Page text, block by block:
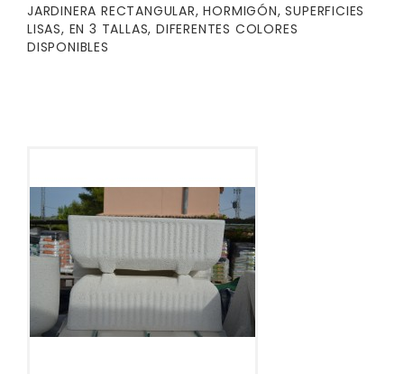
JARDINERA RECTANGULAR, HORMIGÓN, SUPERFICIES
LISAS, EN 3 TALLAS, DIFERENTES COLORES
DISPONIBLES